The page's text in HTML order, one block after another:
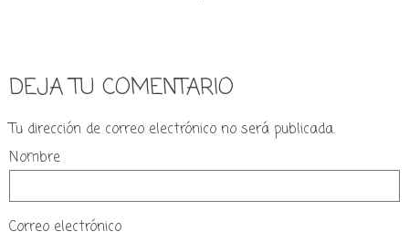
DEJA TU COMENTARIO
Tu dirección de correo electrónico no será publicada.
Nombre
Correo electrónico